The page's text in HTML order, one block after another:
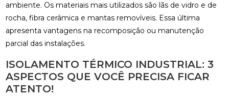
ambiente. Os materiais mais utilizados são lãs de vidro e de
rocha, fibra cerâmica e mantas removíveis. Essa última
apresenta vantagens na recomposição ou manutenção
parcial das instalações.
ISOLAMENTO TÉRMICO INDUSTRIAL: 3
ASPECTOS QUE VOCÊ PRECISA FICAR
ATENTO!